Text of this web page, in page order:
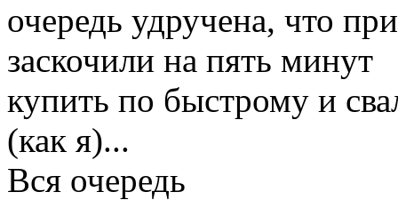
очередь удручена, что
заскочили на пять минут
купить по быстрому и
(как я)...
Вся очередь